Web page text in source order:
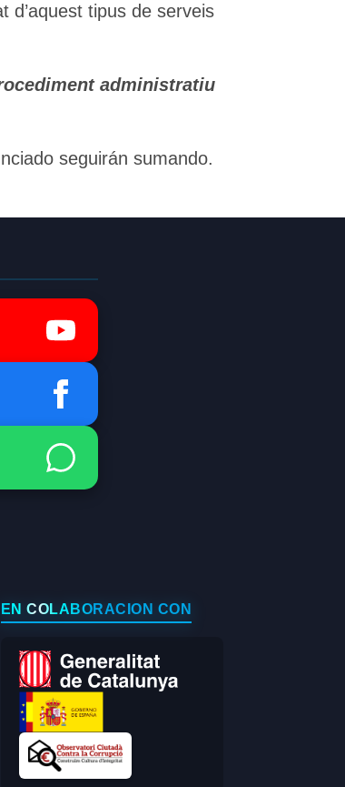
d’aquest tipus de serveis
administratiu
seguirán sumando.
EN COLABORACIÓN CON